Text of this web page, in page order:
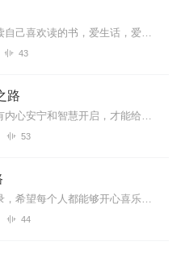
做自己喜欢做的事，读自己喜欢读的书，爱生话，爱朗读，小伙伴们，欢迎来到喜马拉雅大家庭
43
路
瞬息万变的世界，唯有内心安宁和智慧开启，才能给这个世界和自己的人生注入稳定的正能量！
53
本专辑为个人随想所录，希望每个人都能够开心喜乐，一切随心
44